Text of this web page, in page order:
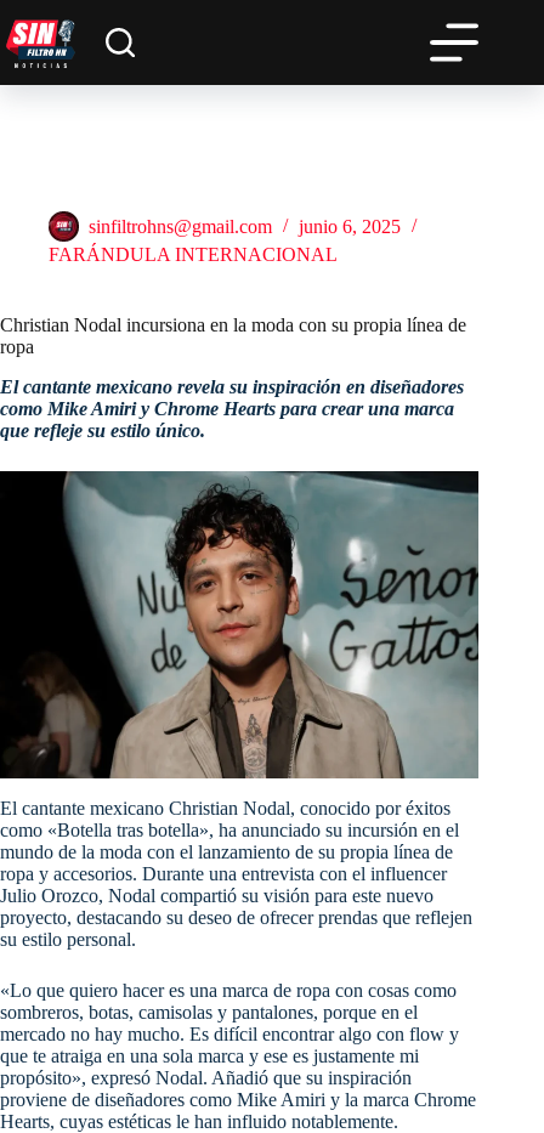
al
contenido
sinfiltrohns@gmail.com
junio 6, 2025
FARÁNDULA INTERNACIONAL
Christian Nodal incursiona en la moda con su propia línea de
ropa
El cantante mexicano revela su inspiración en diseñadores
como Mike Amiri y Chrome Hearts para crear una marca
que refleje su estilo único.
El cantante mexicano Christian Nodal, conocido por éxitos
como «Botella tras botella», ha anunciado su incursión en el
mundo de la moda con el lanzamiento de su propia línea de
ropa y accesorios. Durante una entrevista con el influencer
Julio Orozco, Nodal compartió su visión para este nuevo
proyecto, destacando su deseo de ofrecer prendas que reflejen
su estilo personal.
«Lo que quiero hacer es una marca de ropa con cosas como
sombreros, botas, camisolas y pantalones, porque en el
mercado no hay mucho. Es difícil encontrar algo con flow y
que te atraiga en una sola marca y ese es justamente mi
propósito», expresó Nodal. Añadió que su inspiración
proviene de diseñadores como Mike Amiri y la marca Chrome
Hearts, cuyas estéticas le han influido notablemente.